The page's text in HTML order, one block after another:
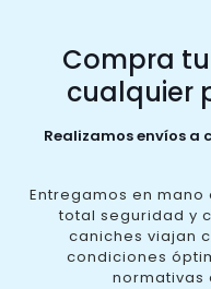
Compra
cualquier
Realizamos envíos a
Entregamos en
total seguridad y
caniches viajan
condiciones
normativas